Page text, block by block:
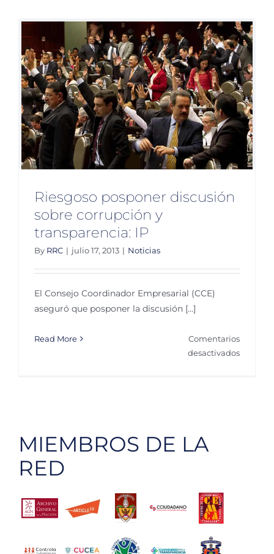
política
Riesgoso posponer discusión
sobre corrupción y
transparencia: IP
By RRC | julio 17, 2013 | Noticias
El Consejo Coordinador Empresarial (CCE)
aseguró que posponer la discusión [...]
Read More
Comentarios
desactivadosen
MIEMBROS DE LA
RED